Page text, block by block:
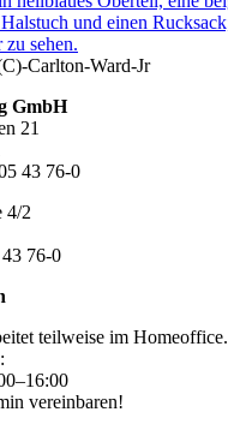
Carlton-Ward-Jr
GmbH
21
43 76-0
4/2
76-0
teilweise im Homeoffice.
vereinbaren!